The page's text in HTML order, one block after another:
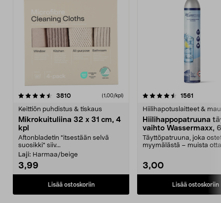
3810arvostelut (1,00/kpl)
Keittiön puhdistus & tiskaus
Mikrokuituliina 32 x 31 cm, 4
kpl
Aftonbladetin "itsestään selvä
suosikki" siiv...
Laji: Harmaa/beige
3,99
Lisää ostoskoriin
4.5viidestä
1561
Hiilihapotuslaitteet &
Hiilihappopatruuna
vaihto Wassermaxx,
Täyttöpatruuna, joka
myymälästä – muista
3,00
Lisää ostoskoriin
4.5viidestä